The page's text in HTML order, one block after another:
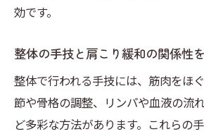
効です。
整体の手技と肩こり緩和の関係性
整体で行われる手技には、筋肉をほ
節や骨格の調整、リンパや血液の流
ど多彩な方法があります。これらの